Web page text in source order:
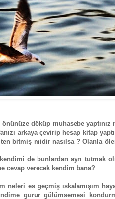
döküp muhasebe yaptınız
arkaya çevirip hesap kitap
bitmiş midir nasılsa ? Olanla
de bunlardan ayrı tutmak
cevap verecek kendim bana?
neleri es geçmiş ıskalamışım
gurur gülümsemesi